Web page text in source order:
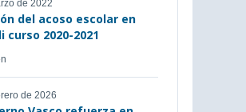
de 2022
del acoso escolar en
curso 2020-2021
de 2026